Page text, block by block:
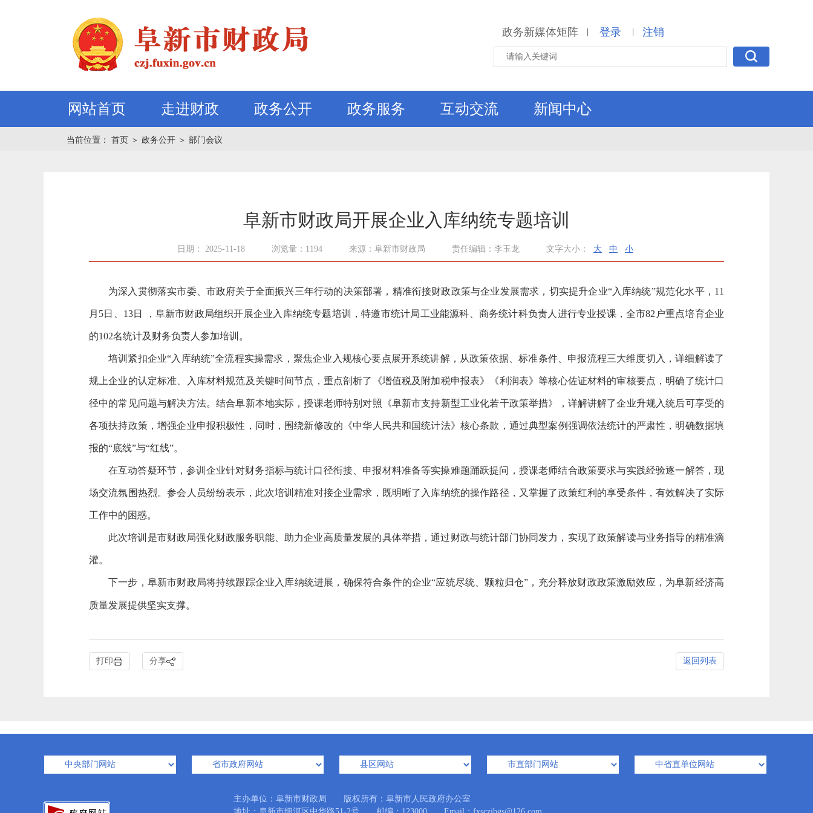
政务新媒体矩阵 | 登录 | 注销
网站首页 走进财政 政务公开 政务服务 互动交流 新闻中心
当前位置： 首页 ＞ 政务公开 ＞ 部门会议
阜新市财政局开展企业入库纳统专题培训
日期： 2025-11-18 浏览量：1194 来源：阜新市财政局 责任编辑：李玉龙 文字大小： 大 中 小
为深入贯彻落实市委、市政府关于全面振兴三年行动的决策部署，精准衔接财政政策与企业发展需求，切实提升企业“入库纳统”规范化水平，11
月5日、13日 ，阜新市财政局组织开展企业入库纳统专题培训，特邀市统计局工业能源科、商务统计科负责人进行专业授课，全市82户重点培育企业
的102名统计及财务负责人参加培训。
培训紧扣企业“入库纳统”全流程实操需求，聚焦企业入规核心要点展开系统讲解，从政策依据、标准条件、申报流程三大维度切入，详细解读了
规上企业的认定标准、入库材料规范及关键时间节点，重点剖析了《增值税及附加税申报表》《利润表》等核心佐证材料的审核要点，明确了统计口
径中的常见问题与解决方法。结合阜新本地实际，授课老师特别对照 《阜新市支持新型工业化若干政策举措》 ，详解讲解了企业升规入统后可享受的
各项扶持政策，增强企业申报积极性，同时，围绕新修改的《中华人民共和国统计法》核心条款，通过典型案例强调依法统计的严肃性，明确数据填
报的“底线”与“红线”。
在互动答疑环节，参训企业针对财务指标与统计口径衔接、申报材料准备等实操难题踊跃提问，授课老师结合政策要求与实践经验逐一解答，现
场交流氛围热烈。参会人员纷纷表示，此次培训精准对接企业需求，既明晰了入库纳统的操作路径，又掌握了政策红利的享受条件，有效解决了实际
工作中的困惑。
此次培训是市财政局强化财政服务职能、助力企业高质量发展的具体举措，通过财政与统计部门协同发力，实现了政策解读与业务指导的精准滴
灌。
下一步，阜新市财政局将持续跟踪企业入库纳统进展，确保符合条件的企业“应统尽统、颗粒归仓”，充分释放财政政策激励效应，为阜新经济高
质量发展提供坚实支撑。
打印 分享 返回列表
主办单位：阜新市财政局 版权所有：阜新市人民政府办公室